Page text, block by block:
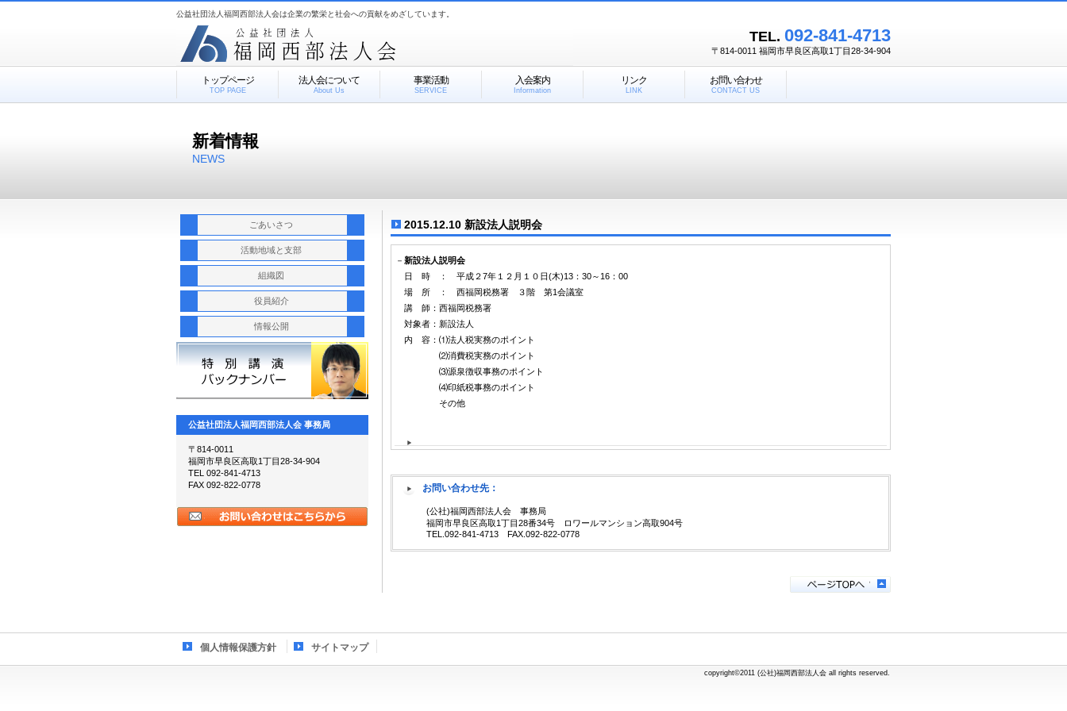
公益社団法人福岡西部法人会は企業の繁栄と社会への貢献をめざしています。
TEL. 092-841-4713
〒814-0011 福岡市早良区高取1丁目28-34-904
新着情報
NEWS
2015.12.10 新設法人説明会
－新設法人説明会
日 時 ： 平成２7年１２月１０日(木)13：30～16：00
場 所 ： 西福岡税務署 ３階 第1会議室
講 師：西福岡税務署
対象者：新設法人
内 容：⑴法人税実務のポイント
⑵消費税実務のポイント
⑶源泉徴収事務のポイント
⑷印紙税事務のポイント
その他
お問い合わせ先：
(公社)福岡西部法人会 事務局
福岡市早良区高取1丁目28番34号 ロワールマンション高取904号
TEL.092-841-4713 FAX.092-822-0778
トップページ
TOP PAGE
法人会について
About Us
事業活動
SERVICE
入会案内
Information
リンク
LINK
お問い合わせ
CONTACT US
ごあいさつ
活動地域と支部
組織図
役員紹介
情報公開
公益社団法人福岡西部法人会 事務局
〒814-0011
福岡市早良区高取1丁目28-34-904
TEL 092-841-4713
FAX 092-822-0778
copyright©2011 (公社)福岡西部法人会 all rights reserved.
個人情報保護方針 サイトマップ